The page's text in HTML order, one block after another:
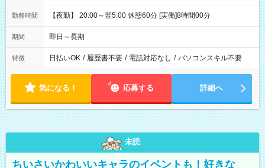
勤務時間 【夜勤】 20:00～翌5:00 休憩60分 [実働]8時間00分
期間 即日～長期
特徴 日払いOK / 履歴書不要 / 電話対応なし / パソコンスキル不要
気になる！ 応募する 詳細へ
未読
ちいさいかわいいキャラのイベントも！好きな